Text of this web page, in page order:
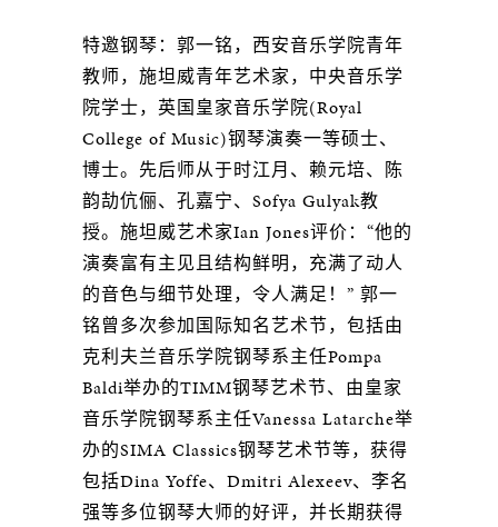
特邀钢琴：郭一铭，西安音乐学院青年
教师，施坦威青年艺术家，中央音乐学
院学士，英国皇家音乐学院(Royal
College of Music)钢琴演奏一等硕士、
博士。先后师从于时江月、赖元培、陈
韵劼伉俪、孔嘉宁、Sofya Gulyak教
授。施坦威艺术家Ian Jones评价：“他的
演奏富有主见且结构鲜明，充满了动人
的音色与细节处理，令人满足！” 郭一
铭曾多次参加国际知名艺术节，包括由
克利夫兰音乐学院钢琴系主任Pompa
Baldi举办的TIMM钢琴艺术节、由皇家
音乐学院钢琴系主任Vanessa Latarche举
办的SIMA Classics钢琴艺术节等，获得
包括Dina Yoffe、Dmitri Alexeev、李名
强等多位钢琴大师的好评，并长期获得